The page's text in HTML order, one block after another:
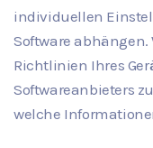
individuellen
Software
Richtlinien Ihres
Softwareanbieters
welche